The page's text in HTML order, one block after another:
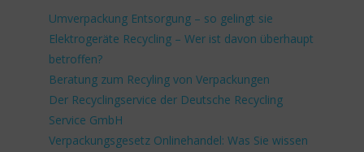
Umverpackung Entsorgung – so gelingt sie
Elektrogeräte Recycling – Wer ist davon überhaupt
betroffen?
Beratung zum Recyling von Verpackungen
Der Recyclingservice der Deutsche Recycling
Service GmbH
Verpackungsgesetz Onlinehandel: Was Sie wissen